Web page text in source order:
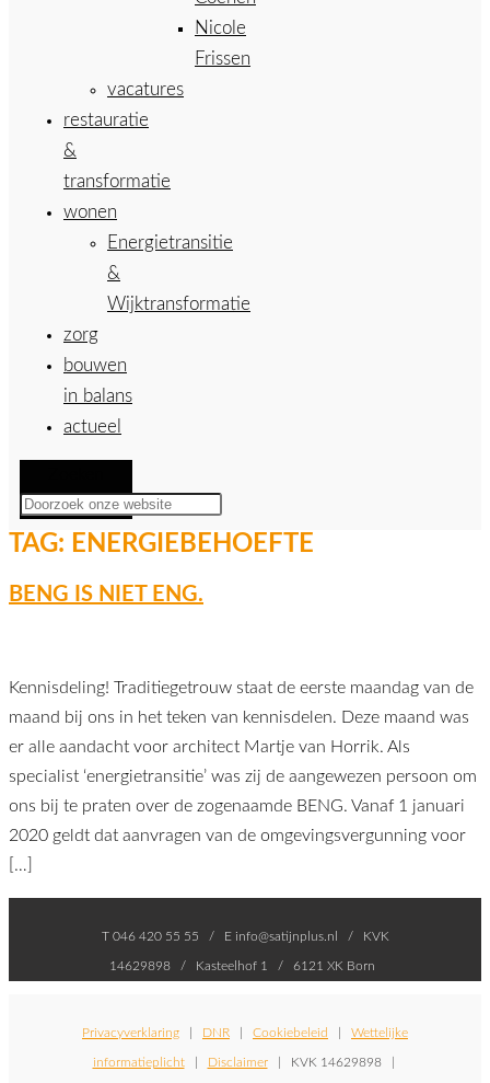
Nicole
Frissen
vacatures
restauratie
&
transformatie
wonen
Energietransitie
&
Wijktransformatie
zorg
bouwen
in balans
actueel
TAG: ENERGIEBEHOEFTE
BENG IS NIET ENG.
Kennisdeling! Traditiegetrouw staat de eerste maandag van de
maand bij ons in het teken van kennisdelen. Deze maand was
er alle aandacht voor architect Martje van Horrik. Als
specialist ‘energietransitie’ was zij de aangewezen persoon om
ons bij te praten over de zogenaamde BENG. Vanaf 1 januari
2020 geldt dat aanvragen van de omgevingsvergunning voor
[…]
T 046 420 55 55 / E info@satijnplus.nl / KVK
14629898 / Kasteelhof 1 / 6121 XK Born
Privacyverklaring DNR Cookiebeleid Wettelijke
informatieplicht| Disclaimer| KVK 14629898 |